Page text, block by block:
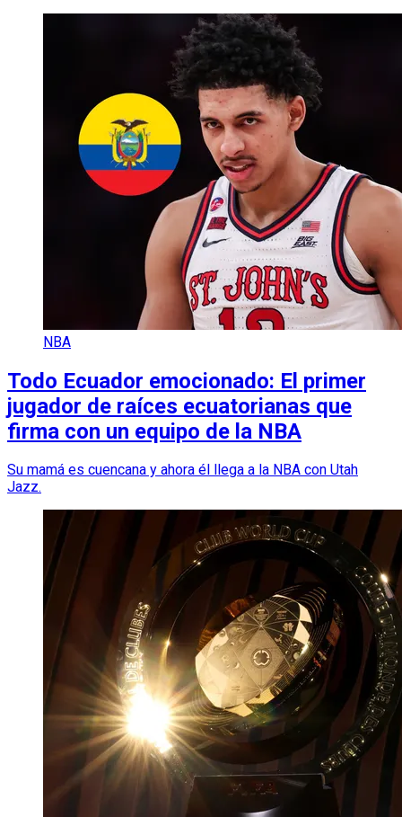
NBA
Todo Ecuador emocionado: El primer
jugador de raíces ecuatorianas que
firma con un equipo de la NBA
Su mamá es cuencana y ahora él llega a la NBA con Utah
Jazz.